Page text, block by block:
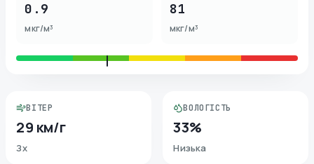
0.9
мкг/м³
81
мкг/м³
ВІТЕР
29 км/г
Зх
ВОЛОГІСТЬ
33%
Низька